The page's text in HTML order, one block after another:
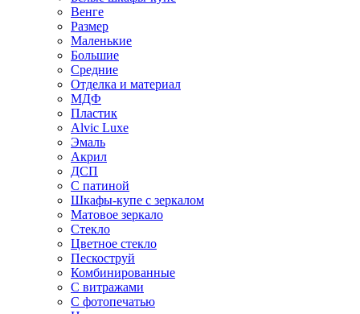
Венге
Размер
Маленькие
Большие
Средние
Отделка и материал
МДФ
Пластик
Alvic Luxe
Эмаль
Акрил
ДСП
С патиной
Шкафы-купе с зеркалом
Матовое зеркало
Стекло
Цветное стекло
Пескоструй
Комбинированные
С витражами
С фотопечатью